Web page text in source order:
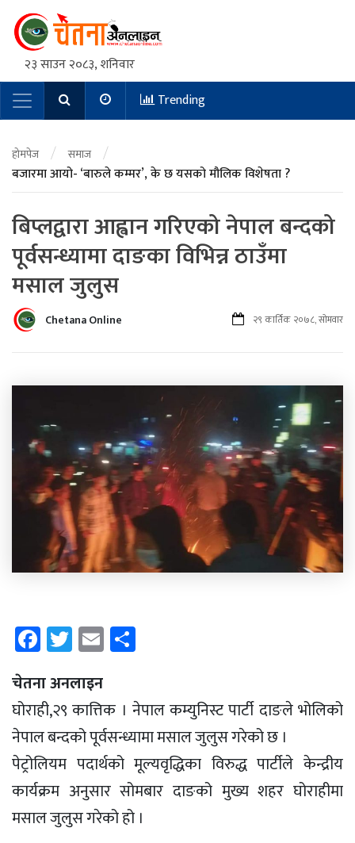
२३ साउन २०८३, शनिवार
Main NavigationTrending
होमपेज / समाज /
बजारमा आयो- ‘बारुले कम्मर’, के छ यसको मौलिक विशेषता ?
बिप्लद्वारा आह्वान गरिएको नेपाल बन्दको
पूर्वसन्ध्यामा दाङका विभिन्न ठाउँमा
मसाल जुलुस
Chetana Online २९ कार्तिक २०७८, सोमवार
Facebook
Twitter
Email
चेतना अनलाइन
घोराही,२९ कात्तिक । नेपाल कम्युनिस्ट पार्टी दाङले भोलिको
नेपाल बन्दको पूर्वसन्ध्यामा मसाल जुलुस गरेको छ ।
पेट्रोलियम पदार्थको मूल्यवृद्धिका विरुद्ध पार्टीले केन्द्रीय
कार्यक्रम अनुसार सोमबार दाङको मुख्य शहर घोराहीमा
मसाल जुलुस गरेको हो ।